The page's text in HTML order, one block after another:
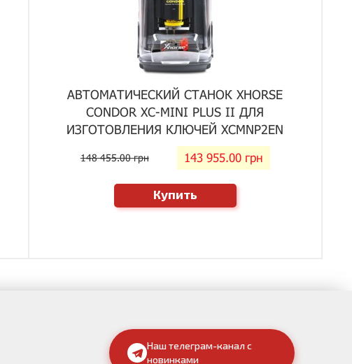
АВТОМАТИЧЕСКИЙ СТАНОК XHORSE
CONDOR XC-MINI PLUS II ДЛЯ
ИЗГОТОВЛЕНИЯ КЛЮЧЕЙ XCMNP2EN
148 455.00 грн 143 955.00 грн
Купить
Наш телеграм-канал с
новинками